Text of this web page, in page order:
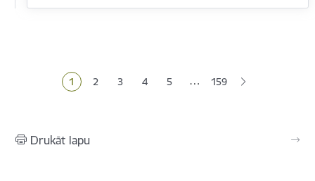
Pašreizējā lapa
1 Lapa
2 Lapa
3 Lapa
4 Lapa
5 … 159
Drukāt lapu